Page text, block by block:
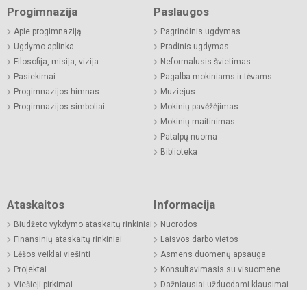
Progimnazija
Apie progimnaziją
Ugdymo aplinka
Filosofija, misija, vizija
Pasiekimai
Progimnazijos himnas
Progimnazijos simboliai
Paslaugos
Pagrindinis ugdymas
Pradinis ugdymas
Neformalusis švietimas
Pagalba mokiniams ir tėvams
Muziejus
Mokinių pavėžėjimas
Mokinių maitinimas
Patalpų nuoma
Biblioteka
Ataskaitos
Biudžeto vykdymo ataskaitų rinkiniai
Finansinių ataskaitų rinkiniai
Lėšos veiklai viešinti
Projektai
Viešieji pirkimai
Informacija
Nuorodos
Laisvos darbo vietos
Asmens duomenų apsauga
Konsultavimasis su visuomene
Dažniausiai užduodami klausimai